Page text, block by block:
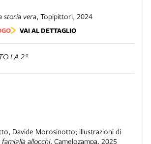
storia vera, Topipittori, 2024
VAI AL DETTAGLIO
LA 2°
Davide Morosinotto; illustrazioni di
famiglia allocchi, Camelozampa, 2025